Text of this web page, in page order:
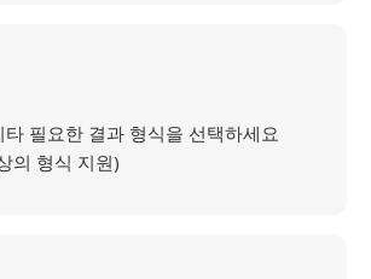
필요한 결과 형식을 선택하세요
의 형식 지원)